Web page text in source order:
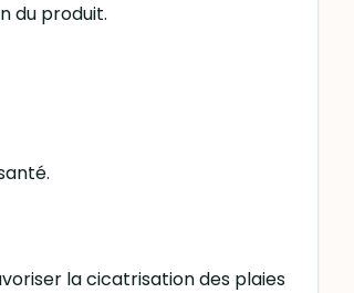
du produit.
la cicatrisation des plaies